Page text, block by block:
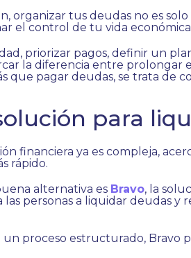
organizar tus deudas no es
el control de tu vida
priorizar pagos, definir un
la diferencia entre prolongar
que pagar deudas, se trata de
para
financiera ya es compleja,
rápido.
alternativa es Bravo, la
las personas a liquidar deudas y
un proceso estructurado, Bravo